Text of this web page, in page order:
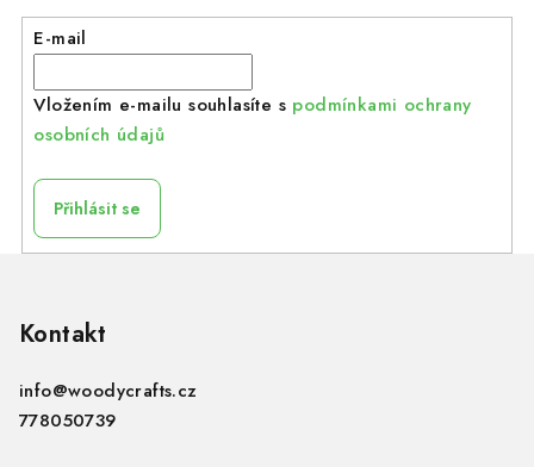
E-mail
Vložením e-mailu souhlasíte s podmínkami ochrany
osobních údajů
Přihlásit se
Kontakt
info@woodycrafts.cz
778050739